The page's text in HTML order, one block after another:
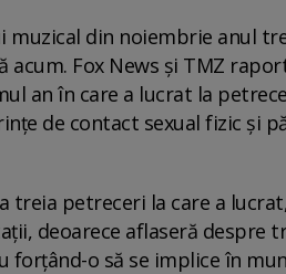
din noiembrie anul
Fox News și TMZ
an în care a lucrat la
de contact sexual fizic și
treia petreceri la care a
deoarece aflaseră despre
o să se implice în